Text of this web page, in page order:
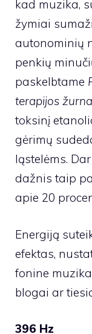
kad muzika,
žymiai
autonominių
penkių
paskelbtame
terapijos
toksinį
gėrimų
ląstelėms.
dažnis taip
apie 20
Energiją
efektas,
fonine
blogai ar
396 Hz